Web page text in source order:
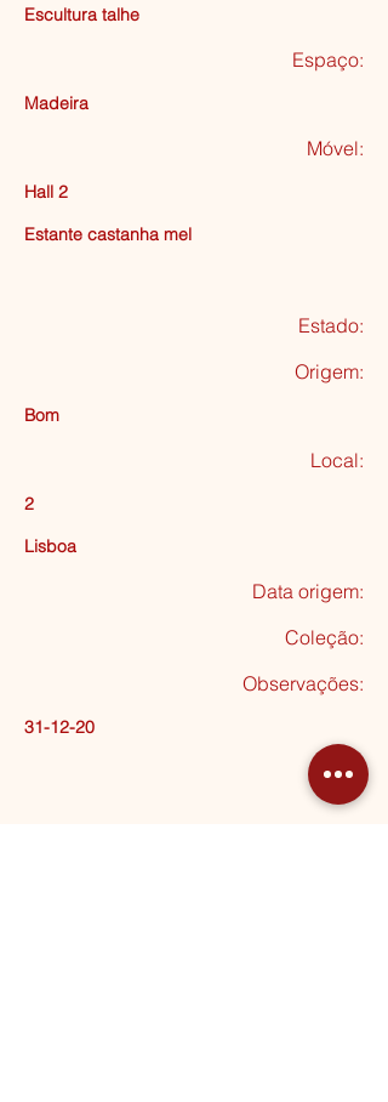
Escultura talhe
Espaço:
Madeira
Móvel:
Hall 2
Estante castanha mel
Estado:
Origem:
Bom
Local:
2
Lisboa
Data origem:
Coleção:
Observações:
31-12-20